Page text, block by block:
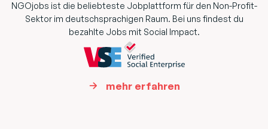
NGOjobs ist die beliebteste Jobplattform für den Non-Profit-
Sektor im deutschsprachigen Raum. Bei uns findest du
bezahlte Jobs mit Social Impact.
mehr erfahren